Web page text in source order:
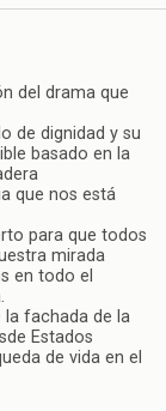
del drama que
de dignidad y su
basado en la
que nos está
para que todos
mirada
en todo el
la fachada de la
Estados
de vida en el